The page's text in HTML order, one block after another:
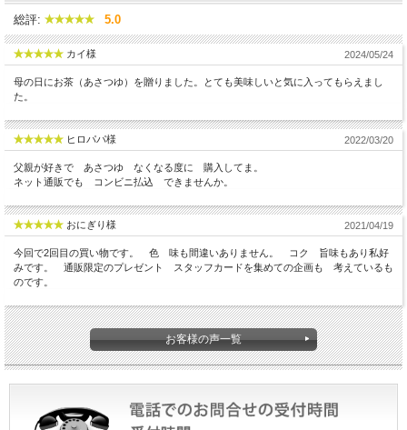
総評: 5.0
カイ様 2024/05/24
母の日にお茶（あさつゆ）を贈りました。とても美味しいと気に入ってもらえまし
た。
ヒロパパ様 2022/03/20
父親が好きで あさつゆ なくなる度に 購入してま。
ネット通販でも コンビニ払込 できませんか。
おにぎり様 2021/04/19
今回で2回目の買い物です。 色 味も間違いありません。 コク 旨味もあり私好
みです。 通販限定のプレゼント スタッフカードを集めての企画も 考えているも
のです。
お客様の声一覧